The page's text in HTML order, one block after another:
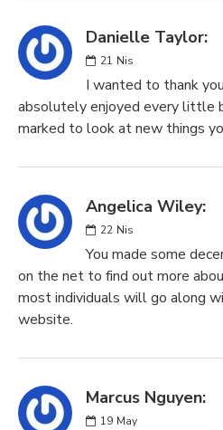
Danielle Taylor:
21 Nis
I wanted to thank
absolutely enjoyed every little
marked to look at new things
Angelica Wiley:
22 Nis
You made some
on the net to find out more
most individuals will go along
website.
Marcus Nguyen:
19 May